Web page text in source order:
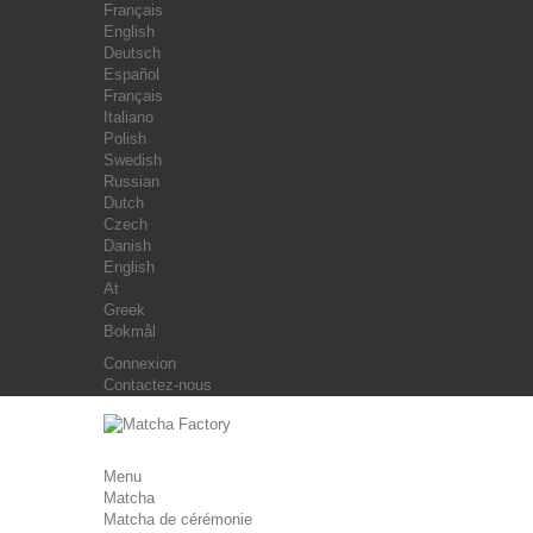
Français
English
Deutsch
Español
Français
Italiano
Polish
Swedish
Russian
Dutch
Czech
Danish
English
At
Greek
Bokmål
Connexion
Contactez-nous
Menu
Matcha
Matcha de cérémonie